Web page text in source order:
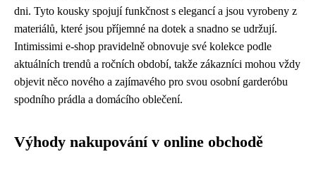
dni. Tyto kousky spojují funkčnost s elegancí a jsou vyrobeny z
materiálů, které jsou příjemné na dotek a snadno se udržují.
Intimissimi e-shop pravidelně obnovuje své kolekce podle
aktuálních trendů a ročních období, takže zákazníci mohou vždy
objevit něco nového a zajímavého pro svou osobní garderóbu
spodního prádla a domácího oblečení.
Výhody nakupování v online obchodě